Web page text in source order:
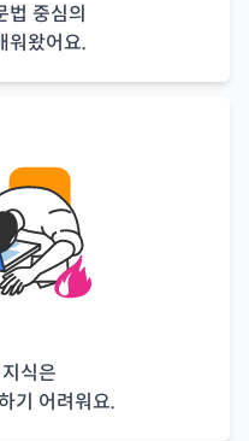
법 중심의
워왔어요.
식은
기 어려워요.